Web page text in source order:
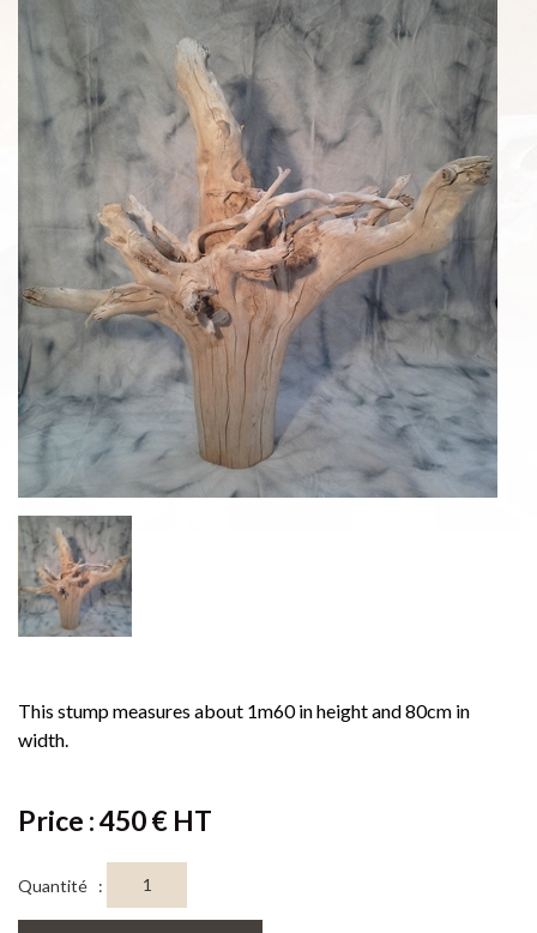
This stump measures about 1m60 in height and 80cm in
width.
Price : 450 € HT
Quantité :